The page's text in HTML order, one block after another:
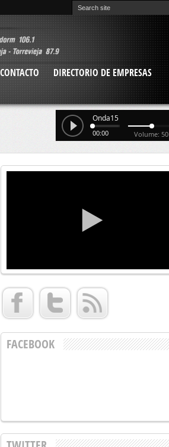
CONTACTO
DIRECTORIO DE EMPRESAS
Onda15
00:00 Volume: 50
FACEBOOK